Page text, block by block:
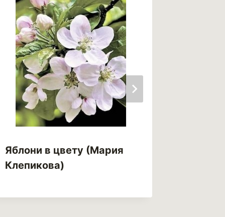
Яблони в цвету (Мария
Клепикова)